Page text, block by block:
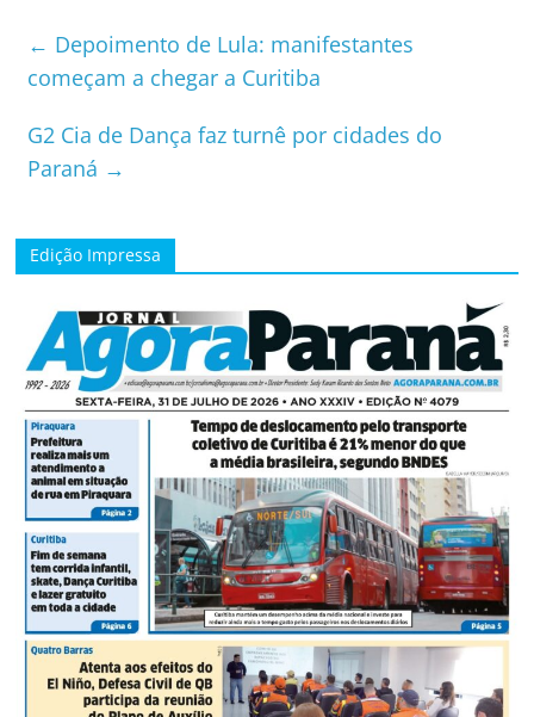
← Depoimento de Lula: manifestantes
começam a chegar a Curitiba
G2 Cia de Dança faz turnê por cidades do
Paraná →
Edição Impressa